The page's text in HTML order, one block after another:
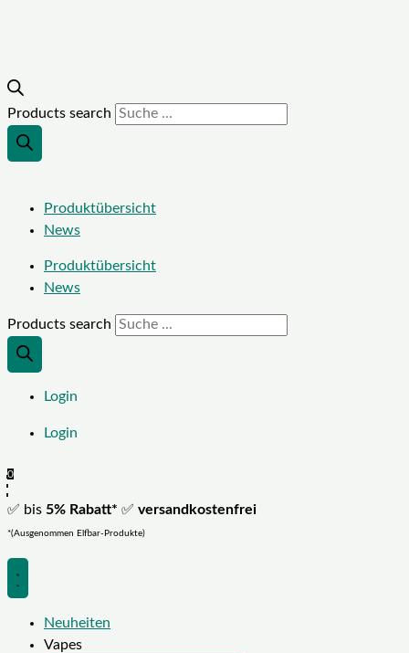
Products search
Produktübersicht
News
Produktübersicht
News
Products search
Login
Login
0
✅ bis 5% Rabatt* ✅ versandkostenfrei
*(Ausgenommen Elfbar-Produkte)
Neuheiten
Vapes